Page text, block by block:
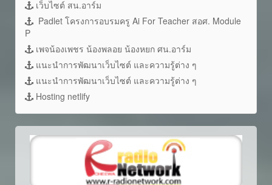
เว็บไซต์ สน.อาร์ม
Padlet โครงการอบรมครู Ai For Teacher สอศ. Module
P
เพจน้องเพชร น้องพลอย น้องหยก ศน.อาร์ม
แนะนำการพัฒนาเว็บไซต์ และความรู้ต่าง ๆ
แนะนำการพัฒนาเว็บไซต์ และความรู้ต่าง ๆ
Hosting netlify